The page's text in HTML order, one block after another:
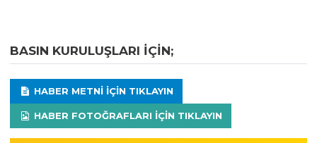
BASIN KURULUŞLARI IÇIN;
HABER METNI IÇIN TIKLAYIN
HABER FOTOĞRAFLARI IÇIN TIKLAYIN